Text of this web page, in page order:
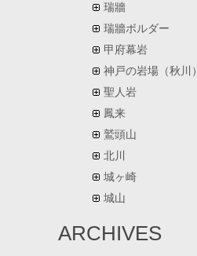
瑞牆
瑞牆ボルダー
甲府幕岩
神戸の岩場（秋川）
聖人岩
鳳来
鷲頭山
北川
城ヶ崎
城山
ARCHIVES